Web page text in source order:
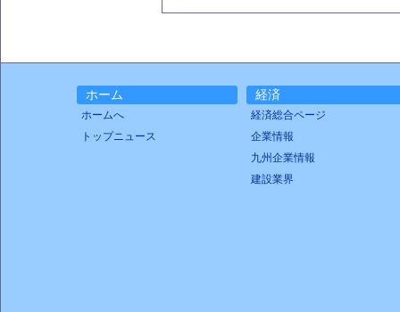
ホーム
ホームへ
トップニュース
経済
経済総合ページ
企業情報
九州企業情報
建設業界